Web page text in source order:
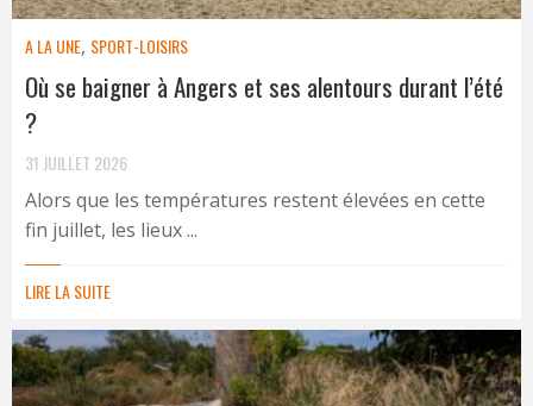
A LA UNE, SPORT-LOISIRS
Où se baigner à Angers et ses alentours durant l’été
?
31 JUILLET 2026
Alors que les températures restent élevées en cette
fin juillet, les lieux ...
LIRE LA SUITE